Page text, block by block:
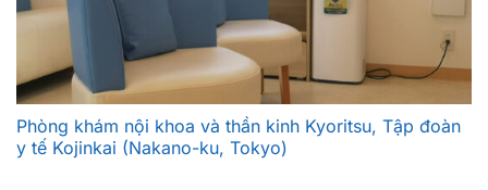
Phòng khám nội khoa và thần kinh Kyoritsu, Tập đoàn
y tế Kojinkai (Nakano-ku, Tokyo)